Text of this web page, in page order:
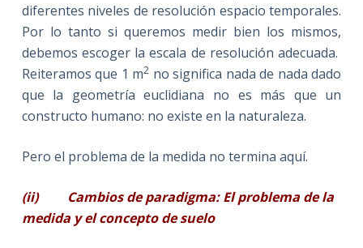
diferentes niveles de resolución espacio temporales.
Por lo tanto si queremos medir bien los mismos,
debemos escoger la escala de resolución adecuada.
Reiteramos que 1 m2 no significa nada de nada dado
que la geometría euclidiana no es más que un
constructo humano: no existe en la naturaleza.
Pero el problema de la medida no termina aquí.
(ii) Cambios de paradigma: El problema de la
medida y el concepto de suelo